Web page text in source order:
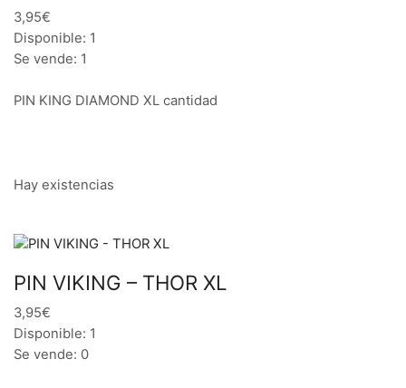
3,95€
Disponible: 1
Se vende: 1
PIN KING DIAMOND XL cantidad
Hay existencias
PIN VIKING – THOR XL
3,95€
Disponible: 1
Se vende: 0